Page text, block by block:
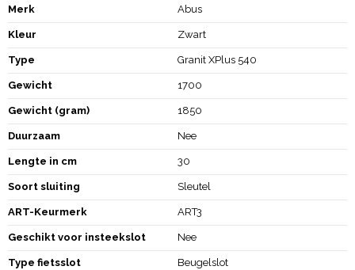
Merk Abus
Kleur Zwart
Type Granit XPlus 540
Gewicht 1700
Gewicht (gram) 1850
Duurzaam Nee
Lengte in cm 30
Soort sluiting Sleutel
ART-Keurmerk ART3
Geschikt voor insteekslot Nee
Type fietsslot Beugelslot